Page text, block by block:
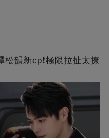
松韻新cp❗️極限拉扯太撩